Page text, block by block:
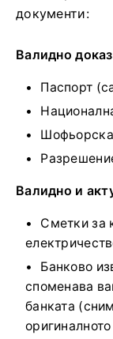
документи:
Валидно
Паспорт
Валидно и
Сметки за
Банково
споменава
банката